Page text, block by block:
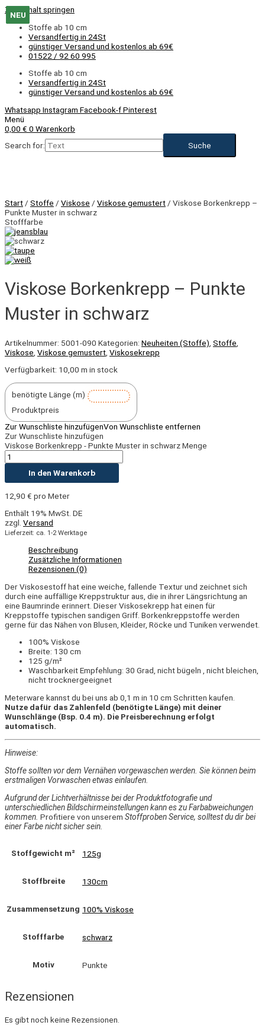
Zum Inhalt springen
Stoffe ab 10 cm
Versandfertig in 24St
günstiger Versand und kostenlos ab 69€
01522 / 92 60 995
Stoffe ab 10 cm
Versandfertig in 24St
günstiger Versand und kostenlos ab 69€
Whatsapp Instagram Facebook-fPinterest
Menü
0,00 € 0 Warenkorb
Search for:
Start / Stoffe / Viskose / Viskose gemustert / Viskose Borkenkrepp –
Punkte Muster in schwarz
Stofffarbe
Viskose Borkenkrepp – Punkte
Muster in schwarz
Artikelnummer: 5001-090 Kategorien: Neuheiten (Stoffe) Stoffe
Viskose Viskose gemustert Viskosekrepp
Verfügbarkeit: 10,00 m in stock
benötigte Länge (m)
Produktpreis
Zur Wunschliste hinzufügenVon Wunschliste entfernen
Zur Wunschliste hinzufügen
Viskose Borkenkrepp - Punkte Muster in schwarz Menge
In den Warenkorb
12,90 € pro Meter
Enthält 19% MwSt. DE
zzgl. Versand
Lieferzeit: ca. 1-2 Werktage
Beschreibung
Zusätzliche Informationen
Rezensionen (0)
Der Viskosestoff hat eine weiche, fallende Textur und zeichnet sich
durch eine auffällige Kreppstruktur aus, die in ihrer Längsrichtung an
eine Baumrinde erinnert. Dieser Viskosekrepp hat einen für
Kreppstoffe typischen sandigen Griff. Borkenkreppstoffe werden
gerne für das Nähen von Blusen, Kleider, Röcke und Tuniken verwendet.
100% Viskose
Breite: 130 cm
125 g/m²
Waschbarkeit Empfehlung: 30 Grad, nicht bügeln , nicht bleichen,
nicht trocknergeeignet
Meterware kannst du bei uns ab 0,1 m in 10 cm Schritten kaufen.
Nutze dafür das Zahlenfeld (benötigte Länge) mit deiner
Wunschlänge (Bsp. 0.4 m). Die Preisberechnung erfolgt
automatisch.
Hinweise:
Stoffe sollten vor dem Vernähen vorgewaschen werden. Sie können beim
erstmaligen Vorwaschen etwas einlaufen.
Aufgrund der Lichtverhältnisse bei der Produktfotografie und
unterschiedlichen Bildschirmeinstellungen kann es zu Farbabweichungen
kommen. Profitiere von unserem Stoffproben Service, solltest du dir bei
einer Farbe nicht sicher sein.
Stoffgewicht m² 125g
Stoffbreite 130cm
Zusammensetzung 100% Viskose
Stofffarbe schwarz
Motiv Punkte
Rezensionen
Es gibt noch keine Rezensionen.
NEU
NEU
NEU
NEU
NEU